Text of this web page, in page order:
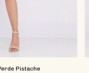
Pistache